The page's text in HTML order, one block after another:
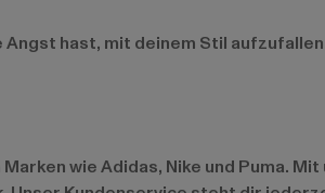
hast, mit deinem Stil
wieAdidas, Nike und Puma.